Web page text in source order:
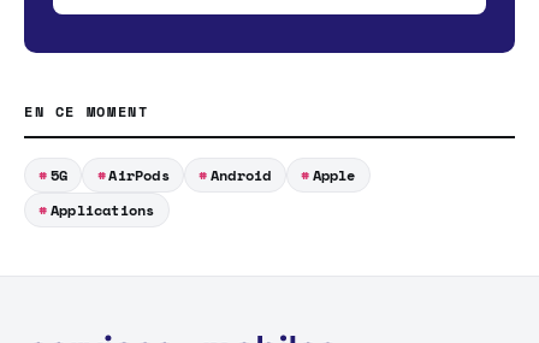
EN CE MOMENT
5G AirPods Android
Apple
Applications